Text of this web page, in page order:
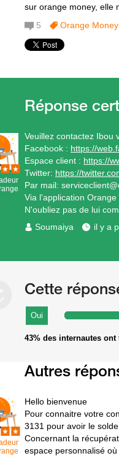
sur orange money, elle
5 Orange Money
Veuillez contactez Ibou
Facebook : https://
Espace client : https://
Twitter: https://
Par mail:
Via l'application
N'oubliez pas de lui
Soumaiya
il y a
Cette
Oui
43% des internautes ont
Autres
Hello bienvenue
Pour connaitre votre
3131 pour avoir le
Concernant la
espace personnalisé